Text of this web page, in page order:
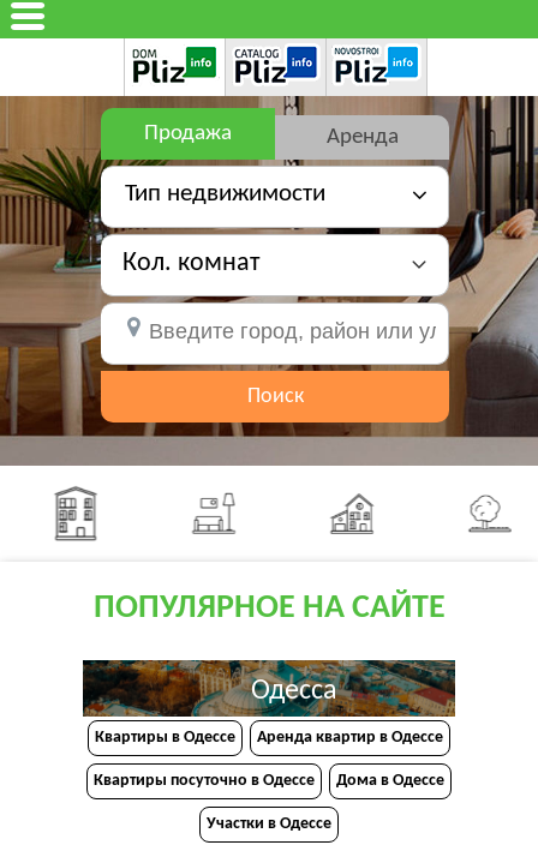
Продажа Аренда
Тип недвижимости
Кол. комнат
Поиск
ПОПУЛЯРНОЕ НА САЙТЕ
Одесса
Квартиры в Одессе Аренда квартир в Одессе
Квартиры посуточно в Одессе Дома в Одессе
Участки в Одессе